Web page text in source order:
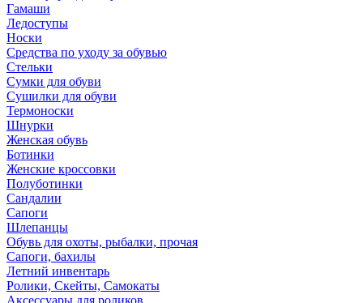
Гамаши
Ледоступы
Носки
Средства по уходу за обувью
Стельки
Сумки для обуви
Сушилки для обуви
Термоноски
Шнурки
Женская обувь
Ботинки
Женские кроссовки
Полуботинки
Сандалии
Сапоги
Шлепанцы
Обувь для охоты, рыбалки, прочая
Сапоги, бахилы
Летний инвентарь
Ролики, Скейты, Самокаты
Аксессуары для роликов